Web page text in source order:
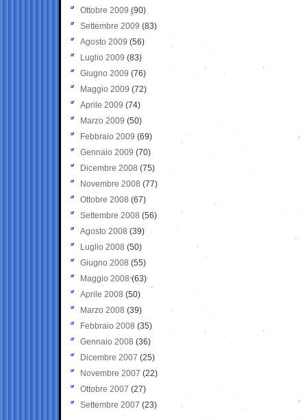
Ottobre 2009 (90)
Settembre 2009 (83)
Agosto 2009 (56)
Luglio 2009 (83)
Giugno 2009 (76)
Maggio 2009 (72)
Aprile 2009 (74)
Marzo 2009 (50)
Febbraio 2009 (69)
Gennaio 2009 (70)
Dicembre 2008 (75)
Novembre 2008 (77)
Ottobre 2008 (67)
Settembre 2008 (56)
Agosto 2008 (39)
Luglio 2008 (50)
Giugno 2008 (55)
Maggio 2008(63)
Aprile 2008 (50)
Marzo 2008 (39)
Febbraio 2008 (35)
Gennaio 2008 (36)
Dicembre 2007 (25)
Novembre 2007 (22)
Ottobre 2007 (27)
Settembre 2007 (23)